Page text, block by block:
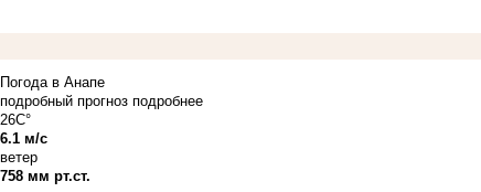
Погода в Анапе
подробный прогноз подробнее
26C°
6.1 м/с
ветер
758 мм рт.ст.